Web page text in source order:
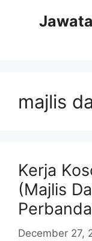
majlis
Kerja
(Majlis
December 27,